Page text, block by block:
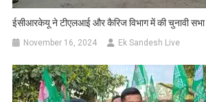
ईसीआरकेयू ने टीएलआई और कैरिज विभाग में की चुनावी सभा
November 16, 2024 Ek Sandesh Live